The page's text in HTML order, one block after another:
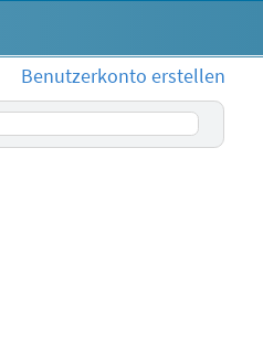
Benutzerkonto erstellen